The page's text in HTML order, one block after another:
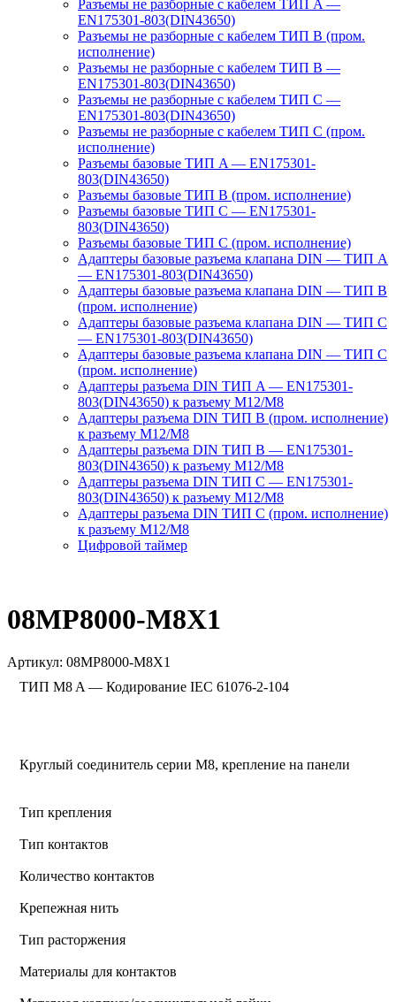
Разъемы не разборные с кабелем ТИП A —
EN175301-803(DIN43650)
Разъемы не разборные с кабелем ТИП B (пром.
исполнение)
Разъемы не разборные с кабелем ТИП B —
EN175301-803(DIN43650)
Разъемы не разборные с кабелем ТИП C —
EN175301-803(DIN43650)
Разъемы не разборные с кабелем ТИП C (пром.
исполнение)
Разъемы базовые ТИП A — EN175301-
803(DIN43650)
Разъемы базовые ТИП В (пром. исполнение)
Разъемы базовые ТИП C — EN175301-
803(DIN43650)
Разъемы базовые ТИП C (пром. исполнение)
Адаптеры базовые разъема клапана DIN — ТИП A
— EN175301-803(DIN43650)
Адаптеры базовые разъема клапана DIN — ТИП B
(пром. исполнение)
Адаптеры базовые разъема клапана DIN — ТИП C
— EN175301-803(DIN43650)
Адаптеры базовые разъема клапана DIN — ТИП C
(пром. исполнение)
Адаптеры разъема DIN ТИП A — EN175301-
803(DIN43650) к разъему M12/M8
Адаптеры разъема DIN ТИП B (пром. исполнение)
к разъему M12/M8
Адаптеры разъема DIN ТИП B — EN175301-
803(DIN43650) к разъему M12/M8
Адаптеры разъема DIN ТИП C — EN175301-
803(DIN43650) к разъему M12/M8
Адаптеры разъема DIN ТИП C (пром. исполнение)
к разъему M12/M8
Цифровой таймер
08MP8000-M8X1
Артикул: 08MP8000-M8X1
ТИП M8 A — Кодирование IEC 61076-2-104
Круглый соединитель серии M8, крепление на панели
Тип крепления
Тип контактов
Количество контактов
Крепежная нить
Тип расторжения
Материалы для контактов